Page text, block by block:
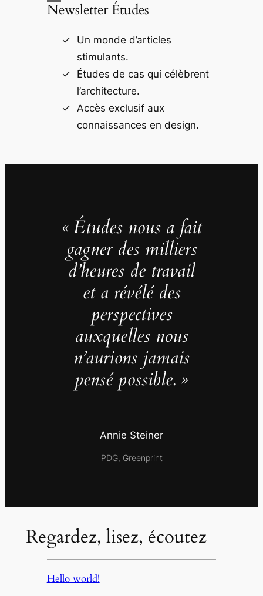
Newsletter Études
Un monde d’articles
stimulants.
Études de cas qui célèbrent
l’architecture.
Accès exclusif aux
connaissances en design.
« Études nous a fait
gagner des milliers
d’heures de travail
et a révélé des
perspectives
auxquelles nous
n’aurions jamais
pensé possible. »
Annie Steiner
PDG, Greenprint
Regardez, lisez, écoutez
Hello world!